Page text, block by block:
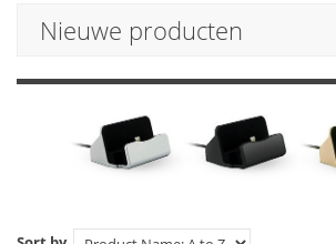
Nieuwe producten